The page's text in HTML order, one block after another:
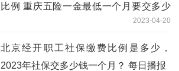
比例 重庆五险一金最低一个月要交多少
2023-04-20
北京经开职工社保缴费比例是多少，
2023年社保交多少钱一个月？ 每日播报